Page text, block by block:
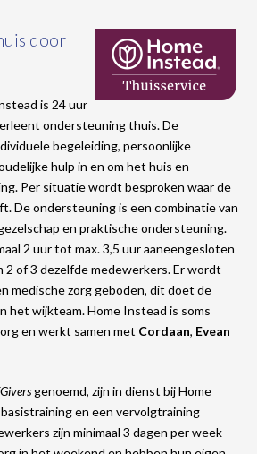
door
is 24 uur
ondersteuning thuis. De
begeleiding, persoonlijke
hulp in en om het huis en
Per situatie wordt besproken waar de
De ondersteuning is een combinatie van
en praktische ondersteuning.
2 uur tot max. 3,5 uur aaneengesloten
2 of 3 dezelfde medewerkers. Er wordt
medische zorg geboden, dit doet de
het wijkteam. Home Instead is soms
en werkt samen met Cordaan, Evean
genoemd, zijn in dienst bij Home
en een vervolgtraining
zijn minimaal 3 dagen per week